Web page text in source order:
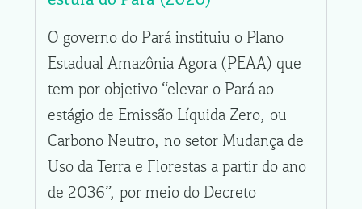
O governo do Pará instituiu o Plano
Estadual Amazônia Agora (PEAA) que
tem por objetivo “elevar o Pará ao
estágio de Emissão Líquida Zero, ou
Carbono Neutro, no setor Mudança de
Uso da Terra e Florestas a partir do ano
de 2036”, por meio do Decreto